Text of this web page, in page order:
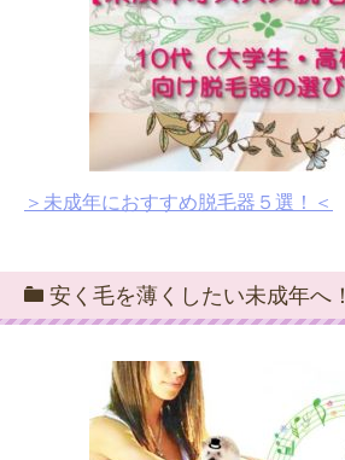
＞未成年におすすめ脱毛器５選！＜
安く毛を薄くしたい未成年へ！